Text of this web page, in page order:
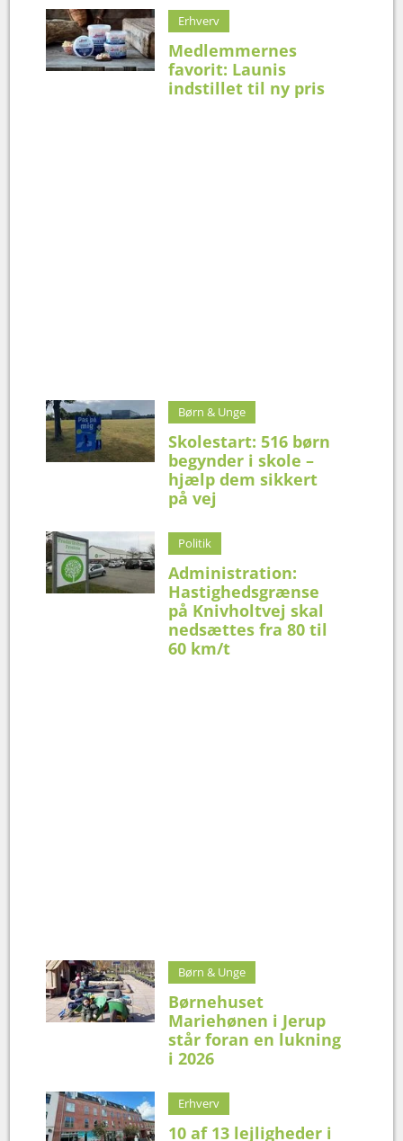
Erhverv
Medlemmernes
favorit: Launis
indstillet til ny pris
Børn & Unge
Skolestart: 516 børn
begynder i skole –
hjælp dem sikkert
på vej
Politik
Administration:
Hastighedsgrænse
på Knivholtvej skal
nedsættes fra 80 til
60 km/t
Børn & Unge
Børnehuset
Mariehønen i Jerup
står foran en lukning
i 2026
Erhverv
10 af 13 lejligheder i